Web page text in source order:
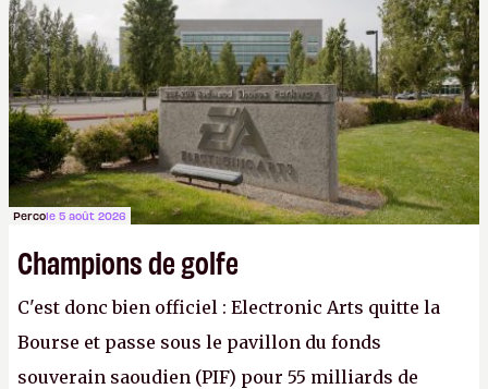
apprendra aux petits malins qu'on ne braque pas
Gabe Newell aussi facilement.P.
Percole 5 août 2026
Champions de golfe
C'est donc bien officiel : Electronic Arts quitte la
Bourse et passe sous le pavillon du fonds
souverain saoudien (PIF) pour 55 milliards de